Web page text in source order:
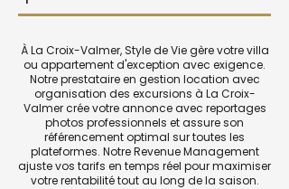
À La Croix-Valmer, Style de Vie gère votre villa
ou appartement d'exception avec exigence.
Notre prestataire en gestion location avec
organisation des excursions à La Croix-
Valmer crée votre annonce avec reportages
photos professionnels et assure son
référencement optimal sur toutes les
plateformes. Notre Revenue Management
ajuste vos tarifs en temps réel pour maximiser
votre rentabilité tout au long de la saison.